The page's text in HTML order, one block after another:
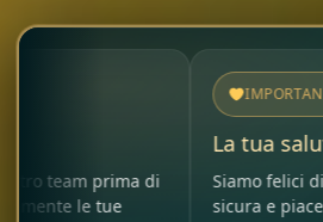
di
tue
IMPORTANTE
La tua salute è
Siamo felici di aiutarti
sicura e piacevole.